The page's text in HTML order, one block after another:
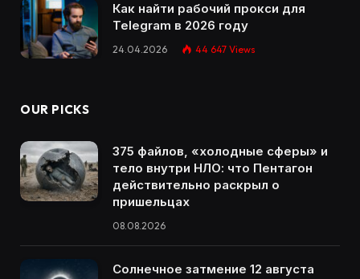
Как найти рабочий прокси для
Telegram в 2026 году
24.04.2026 44 647 Views
OUR PICKS
375 файлов, «холодные сферы» и
тело внутри НЛО: что Пентагон
действительно раскрыл о
пришельцах
08.08.2026
Солнечное затмение 12 августа